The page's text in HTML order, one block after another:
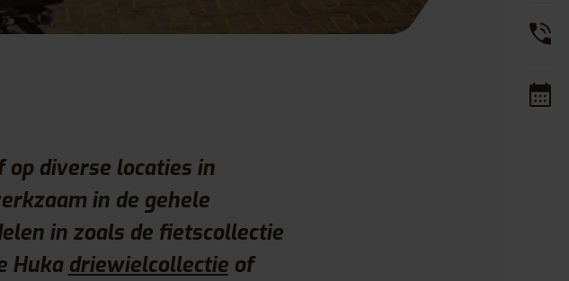
diverse locaties in
in de gehele
in zoals de fietscollectie
Huka driewielcollectieof